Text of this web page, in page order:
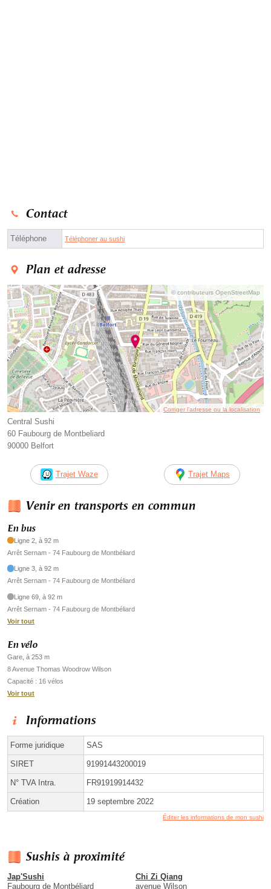
Contact
Téléphone Téléphoner au sushi
Plan et adresse
© contributeurs OpenStreetMap
Corriger l’adresse ou la localisation
Central Sushi
60 Faubourg de Montbeliard
90000 Belfort
Trajet Waze Trajet Maps
Venir en transports en commun
En bus
Ligne 2, à 92 m
Arrêt Sernam - 74 Faubourg de Montbéliard
Ligne 3, à 92 m
Arrêt Sernam - 74 Faubourg de Montbéliard
Ligne 69, à 92 m
Arrêt Sernam - 74 Faubourg de Montbéliard
Voir tout
En vélo
Gare, à 253 m
8 Avenue Thomas Woodrow Wilson
Capacité : 16 vélos
Voir tout
Informations
Forme juridique SAS
SIRET 91991443200019
N° TVA Intra. FR91919914432
Création 19 septembre 2022
Éditer les informations de mon sushi
Sushis à proximité
Jap'Sushi
Faubourg de Montbéliard
Chi Zi Qiang
avenue Wilson